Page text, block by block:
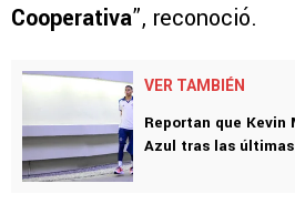
Cooperativa”, reconoció.
VER TAMBIÉN
Reportan que Kevin
Azul tras las